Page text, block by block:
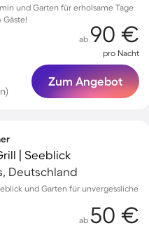
und Garten für erholsame Tage
Gäste!
ab 90 €
pro Nacht
Zum Angebot
| Seeblick
Deutschland
und Garten für unvergessliche
ab 50 €